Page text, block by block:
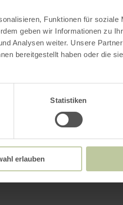
Funktionen für soziale
geben wir Informationen zu
Analysen weiter. Unsere
bereitgestellt haben oder die
Statistiken
erlauben